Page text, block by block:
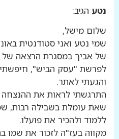
נטע הגיב:
שלום מישל,
שמי נטע ואני סטודנטית
של אביך במסגרת הרצאה של
לפרשת "עסק הביש",
והגעתי לאתר.
התרגשתי לראות את
שאת עומלת בשבילה רבות,
ללמוד ולהכיר את פועלו.
מקווה בעז"ה לזכור את שמו